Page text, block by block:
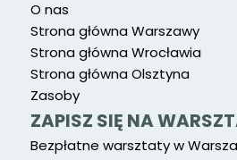
O nas
Strona główna Warszawy
Strona główna Wrocławia
Strona główna Olsztyna
Zasoby
ZAPISZ SIĘ NA
Bezpłatne warsztaty w